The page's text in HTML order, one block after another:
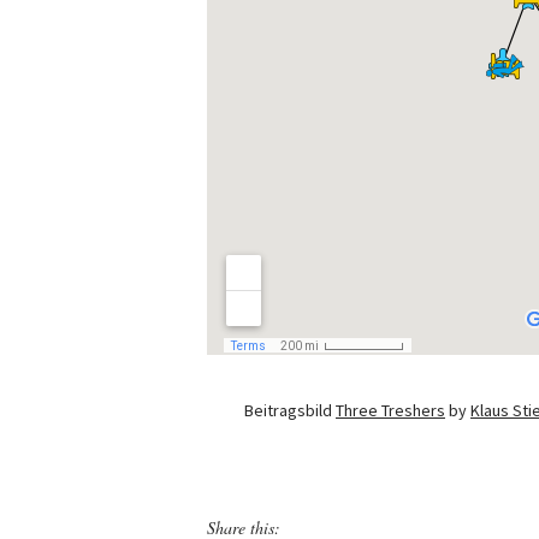
Beitragsbild Three Treshers byKlaus
Share this: